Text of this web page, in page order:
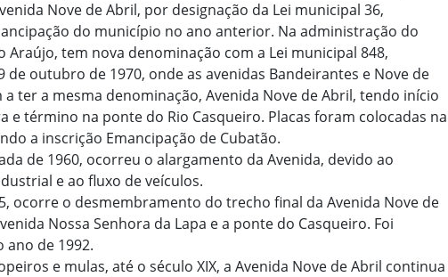
Nove de Abril, por designação da Lei municipal 36,
do município no ano anterior. Na administração do
Araújo, tem nova denominação com a Lei municipal 848,
de outubro de 1970, onde as avenidas Bandeirantes e Nove de
a ter a mesma denominação, Avenida Nove de Abril, tendo início
e término na ponte do Rio Casqueiro. Placas foram colocadas na
a inscrição Emancipação de Cubatão.
de 1960, ocorreu o alargamento da Avenida, devido ao
e ao fluxo de veículos.
ocorre o desmembramento do trecho final da Avenida Nove de
Nossa Senhora da Lapa e a ponte do Casqueiro. Foi
ano de 1992.
e mulas, até o século XIX, a Avenida Nove de Abril continua